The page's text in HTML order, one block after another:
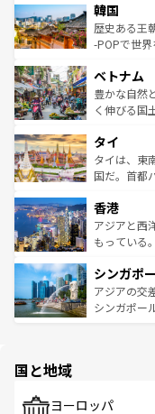
ワイを、存分に味わ
はコンテン
いる。アク
ビング、ハ
い。オース
参照してほ
ン）、静ひ
と山間の静
驚きをもた
容にもいい
照してほし
韓国
歴史ある王
-POPで世
き、地方に
できる。そ
まで、さま
リティに包
覧を参照し
ベトナム
豊かな自然
く伸びる国
急速な発展
ーチミン市
醸し出して
とつ。フォ
ひ現地で味
が旅行者を
参照してほ
タイ
タイは、東
国だ。首都
の活気が交
帯で自然と
いビーチで
激する。気
が待ってい
た文化、そ
香港
アジアと西
もっている
み、どこを
ており、効
うな絶景か
シンガポ
アジアの交
シンガポー
で、ホーカ
国と地域
ヨーロッパ